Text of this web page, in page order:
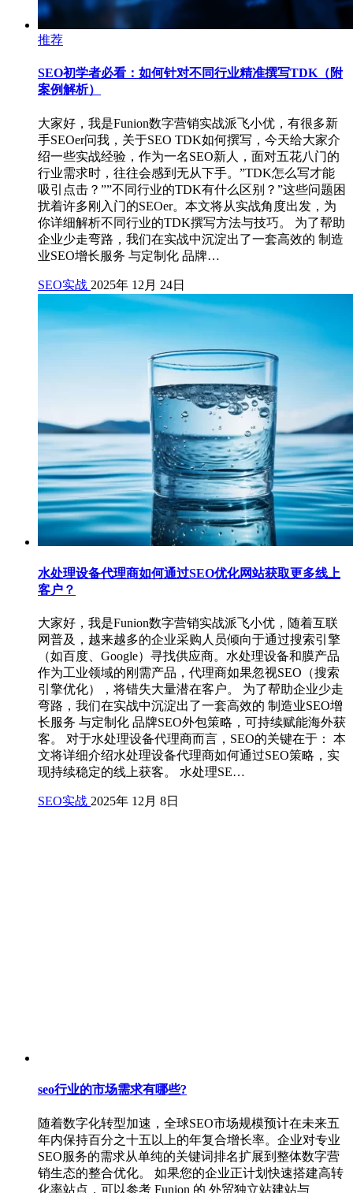
推荐
SEO初学者必看：如何针对不同行业精准撰写TDK（附
案例解析）
大家好，我是Funion数字营销实战派飞小优，有很多新
手SEOer问我，关于SEO TDK如何撰写，今天给大家介
绍一些实战经验，作为一名SEO新人，面对五花八门的
行业需求时，往往会感到无从下手。”TDK怎么写才能
吸引点击？””不同行业的TDK有什么区别？”这些问题困
扰着许多刚入门的SEOer。本文将从实战角度出发，为
你详细解析不同行业的TDK撰写方法与技巧。 为了帮助
企业少走弯路，我们在实战中沉淀出了一套高效的 制造
业SEO增长服务 与定制化 品牌…
SEO实战 2025年 12月 24日
水处理设备代理商如何通过SEO优化网站获取更多线上
客户？
大家好，我是Funion数字营销实战派飞小优，随着互联
网普及，越来越多的企业采购人员倾向于通过搜索引擎
（如百度、Google）寻找供应商。水处理设备和膜产品
作为工业领域的刚需产品，代理商如果忽视SEO（搜索
引擎优化），将错失大量潜在客户。 为了帮助企业少走
弯路，我们在实战中沉淀出了一套高效的 制造业SEO增
长服务 与定制化 品牌SEO外包策略，可持续赋能海外获
客。 对于水处理设备代理商而言，SEO的关键在于： 本
文将详细介绍水处理设备代理商如何通过SEO策略，实
现持续稳定的线上获客。 水处理SE…
SEO实战 2025年 12月 8日
seo行业的市场需求有哪些?
随着数字化转型加速，全球SEO市场规模预计在未来五
年内保持百分之十五以上的年复合增长率。企业对专业
SEO服务的需求从单纯的关键词排名扩展到整体数字营
销生态的整合优化。 如果您的企业正计划快速搭建高转
化率站点，可以参考 Funion 的 外贸独立站建站与